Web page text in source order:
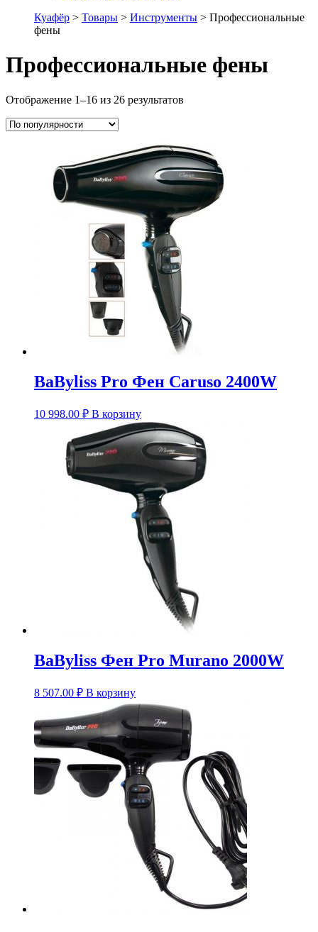
Куафёр > Товары > Инструменты > Профессиональные
фены
Профессиональные фены
Отображение 1–16 из 26 результатов
BaByliss Pro Фен Caruso 2400W
10 998.00 ₽ В корзину
BaByliss Фен Pro Murano 2000W
8 507.00 ₽ В корзину